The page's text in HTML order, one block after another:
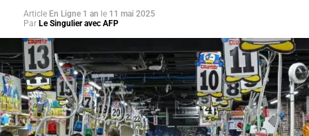
Article En Ligne 1 an le 11 mai 2025
Par Le Singulier avec AFP